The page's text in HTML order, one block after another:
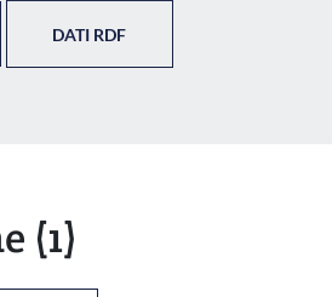
DATI RDF
(1)